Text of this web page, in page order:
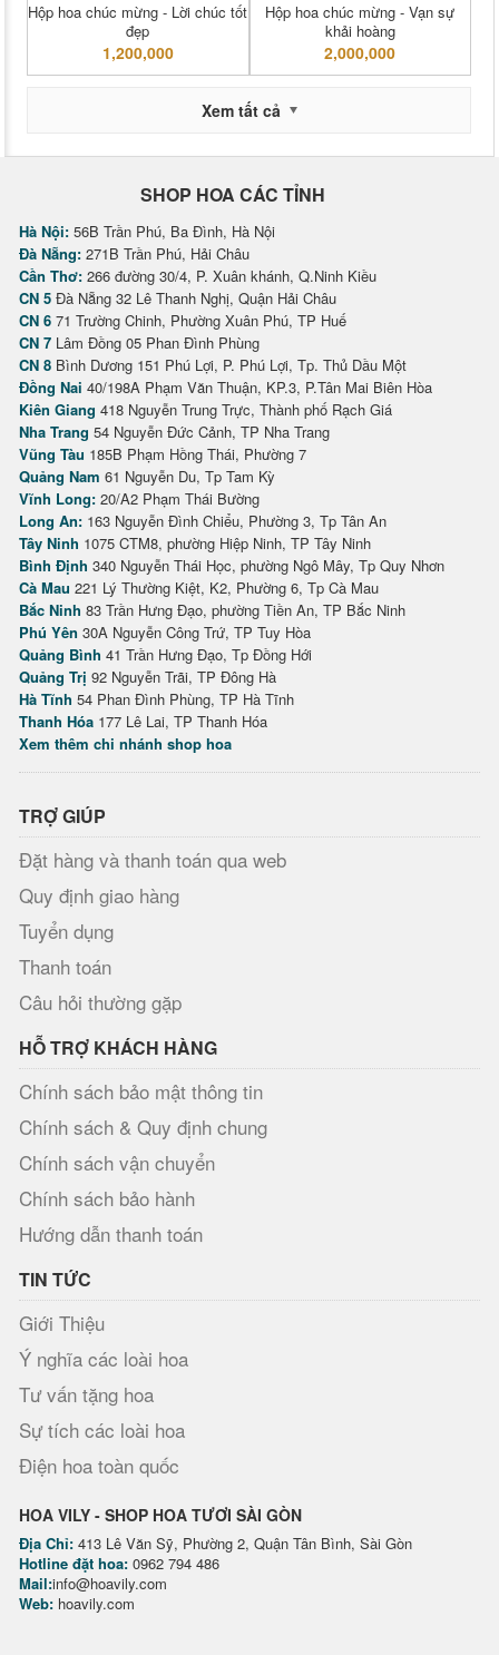
Hộp hoa chúc mừng - Lời chúc tốt
đẹp
1,200,000
Hộp hoa chúc mừng - Vạn sự
khải hoàng
2,000,000
Xem tất cả
SHOP HOA CÁC TỈNH
Hà Nội: 56B Trần Phú, Ba Đình, Hà Nội
Đà Nẵng: 271B Trần Phú, Hải Châu
Cần Thơ: 266 đường 30/4, P. Xuân khánh, Q.Ninh Kiều
CN 5 Đà Nẵng 32 Lê Thanh Nghị, Quận Hải Châu
CN 6 71 Trường Chinh, Phường Xuân Phú, TP Huế
CN 7 Lâm Đồng 05 Phan Đình Phùng
CN 8 Bình Dương 151 Phú Lợi, P. Phú Lợi, Tp. Thủ Dầu Một
Đồng Nai 40/198A Phạm Văn Thuận, KP.3, P.Tân Mai Biên Hòa
Kiên Giang 418 Nguyễn Trung Trực, Thành phố Rạch Giá
Nha Trang 54 Nguyễn Đức Cảnh, TP Nha Trang
Vũng Tàu 185B Phạm Hồng Thái, Phường 7
Quảng Nam 61 Nguyễn Du, Tp Tam Kỳ
Vĩnh Long: 20/A2 Phạm Thái Bường
Long An: 163 Nguyễn Đình Chiểu, Phường 3, Tp Tân An
Tây Ninh 1075 CTM8, phường Hiệp Ninh, TP Tây Ninh
Bình Định 340 Nguyễn Thái Học, phường Ngô Mây, Tp Quy Nhơn
Cà Mau 221 Lý Thường Kiệt, K2, Phường 6, Tp Cà Mau
Bắc Ninh 83 Trần Hưng Đạo, phường Tiền An, TP Bắc Ninh
Phú Yên 30A Nguyễn Công Trứ, TP Tuy Hòa
Quảng Bình 41 Trần Hưng Đạo, Tp Đồng Hới
Quảng Trị 92 Nguyễn Trãi, TP Đông Hà
Hà Tĩnh 54 Phan Đình Phùng, TP Hà Tĩnh
Thanh Hóa 177 Lê Lai, TP Thanh Hóa
Xem thêm chi nhánh shop hoa
TRỢ GIÚP
Đặt hàng và thanh toán qua web
Quy định giao hàng
Tuyển dụng
Thanh toán
Câu hỏi thường gặp
HỖ TRỢ KHÁCH HÀNG
Chính sách bảo mật thông tin
Chính sách & Quy định chung
Chính sách vận chuyển
Chính sách bảo hành
Hướng dẫn thanh toán
TIN TỨC
Giới Thiệu
Ý nghĩa các loài hoa
Tư vấn tặng hoa
Sự tích các loài hoa
Điện hoa toàn quốc
HOA VILY - SHOP HOA TƯƠI SÀI GÒN
Địa Chỉ: 413 Lê Văn Sỹ, Phường 2, Quận Tân Bình, Sài Gòn
Hotline đặt hoa: 0962 794 486
Mail:info@hoavily.com
Web: hoavily.com